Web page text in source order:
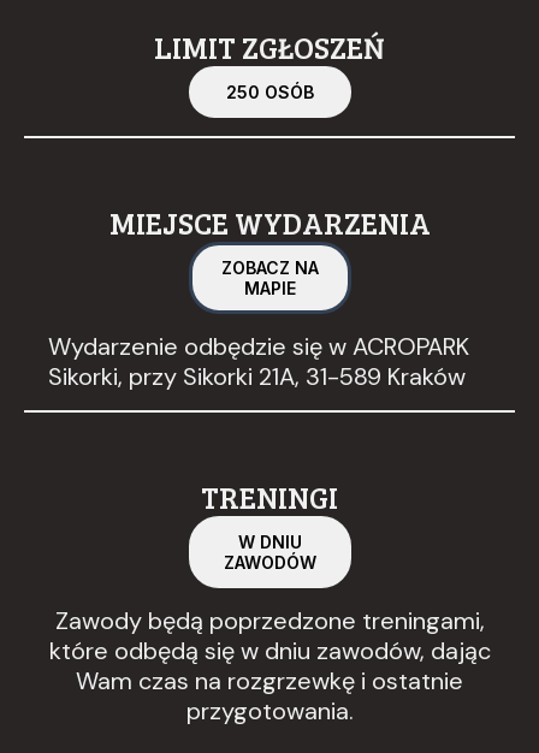
LIMIT ZGŁOSZEŃ
250 OSÓB
MIEJSCE WYDARZENIA
ZOBACZ NA
MAPIE
Wydarzenie odbędzie się w ACROPARK
Sikorki, przy Sikorki 21A, 31-589 Kraków
TRENINGI
W DNIU
ZAWODÓW
Zawody będą poprzedzone treningami,
które odbędą się w dniu zawodów, dając
Wam czas na rozgrzewkę i ostatnie
przygotowania.